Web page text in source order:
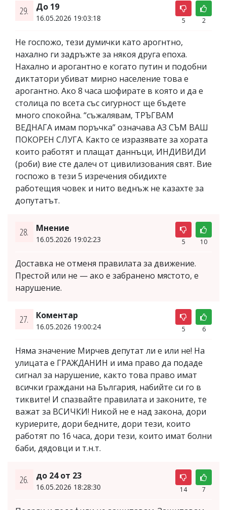
29. До 19
16.05.2026 19:03:18 5 2
Не госпожо, тези думички като арогнтно,
нахално ги задръжте за някоя друга епоха.
Нахално и арогантно е когато путин и подобни
диктатори убиват мирно население това е
арогантно. Ако 8 часа шофирате в която и да е
столица по всета със сигурност ще бъдете
много спокойна. “съжалявам, ТРЪГВАМ
ВЕДНАГА имам поръчка” означава АЗ СЪМ ВАШ
ПОКОРЕН СЛУГА. Както се изразявате за хората
които работят и плащат даннъци, ИНДИВИДИ
(роби) вие сте далеч от цивилизования свят. Вие
госпожо в тези 5 изречения обидихте
работещия човек и нито веднъж не казахте за
допутатът.
28. Мнение
16.05.2026 19:02:23 5 10
Доставка не отменя правилата за движение.
Престой или не — ако е забранено мястото, е
нарушение.
27. Коментар
16.05.2026 19:00:24 5 6
Няма значение Мирчев депутат ли е или не! На
улицата е ГРАЖДАНИН и има право да подаде
сигнал за нарушение, както това право имат
всички граждани на България, набийте си го в
тиквите! И спазвайте правилата и законите, те
важат за ВСИЧКИ! Никой не е над закона, дори
куриерите, дори бедните, дори тези, които
работят по 16 часа, дори тези, които имат болни
баби, дядовци и т.н.т.
26. до 24 от 23
16.05.2026 18:28:30 14 7